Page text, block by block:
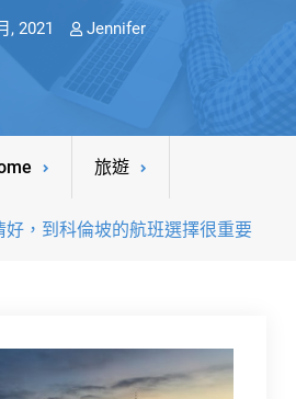
, 2021 Jennifer
旅遊
，到科倫坡的航班選擇很重要